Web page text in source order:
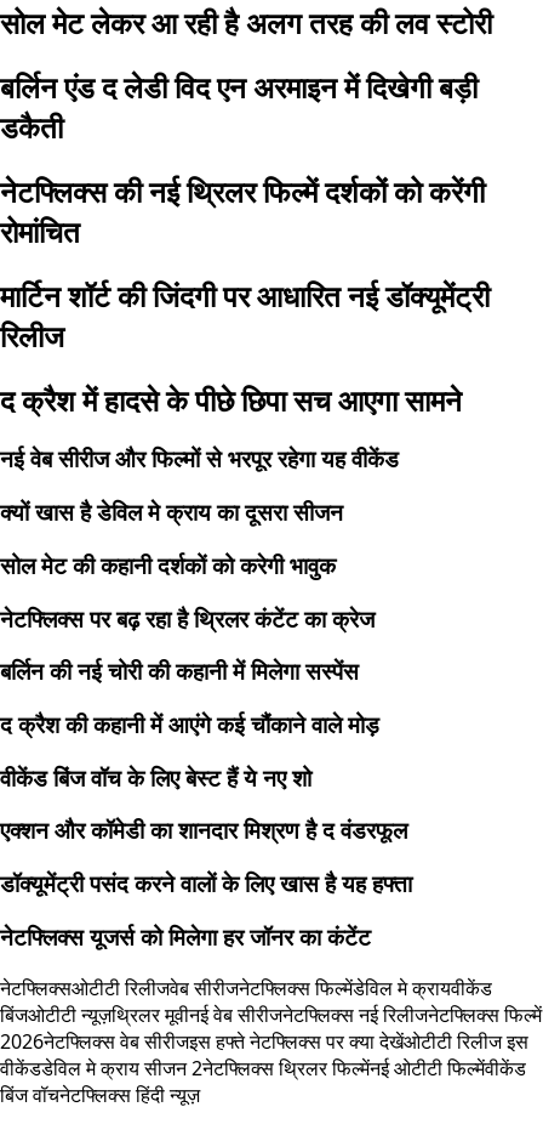
सोल मेट लेकर आ रही है अलग तरह की लव स्टोरी
बर्लिन एंड द लेडी विद एन अरमाइन में दिखेगी बड़ी
डकैती
नेटफ्लिक्स की नई थ्रिलर फिल्में दर्शकों को करेंगी
रोमांचित
मार्टिन शॉर्ट की जिंदगी पर आधारित नई डॉक्यूमेंट्री
रिलीज
द क्रैश में हादसे के पीछे छिपा सच आएगा सामने
नई वेब सीरीज और फिल्मों से भरपूर रहेगा यह वीकेंड
क्यों खास है डेविल मे क्राय का दूसरा सीजन
सोल मेट की कहानी दर्शकों को करेगी भावुक
नेटफ्लिक्स पर बढ़ रहा है थ्रिलर कंटेंट का क्रेज
बर्लिन की नई चोरी की कहानी में मिलेगा सस्पेंस
द क्रैश की कहानी में आएंगे कई चौंकाने वाले मोड़
वीकेंड बिंज वॉच के लिए बेस्ट हैं ये नए शो
एक्शन और कॉमेडी का शानदार मिश्रण है द वंडरफूल
डॉक्यूमेंट्री पसंद करने वालों के लिए खास है यह हफ्ता
नेटफ्लिक्स यूजर्स को मिलेगा हर जॉनर का कंटेंट
नेटफ्लिक्सओटीटी रिलीजवेब सीरीजनेटफ्लिक्स फिल्मेंडेविल मे क्रायवीकेंड
बिंजओटीटी न्यूज़थ्रिलर मूवीनई वेब सीरीजनेटफ्लिक्स नई रिलीजनेटफ्लिक्स फिल्में
2026नेटफ्लिक्स वेब सीरीजइस हफ्ते नेटफ्लिक्स पर क्या देखेंओटीटी रिलीज इस
वीकेंडडेविल मे क्राय सीजन 2नेटफ्लिक्स थ्रिलर फिल्मेंनई ओटीटी फिल्मेंवीकेंड
बिंज वॉचनेटफ्लिक्स हिंदी न्यूज़